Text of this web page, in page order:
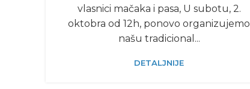
vlasnici mačaka i pasa, U subotu, 2.
oktobra od 12h, ponovo organizujemo
našu tradicional...
DETALJNIJE